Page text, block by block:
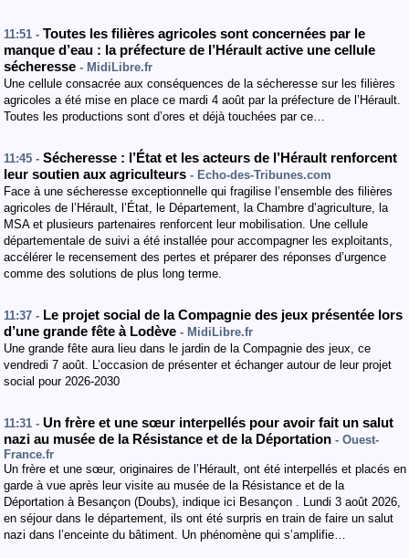
11:51 - Toutes les filières agricoles sont concernées par le
manque d’eau : la préfecture de l’Hérault active une cellule
sécheresse - MidiLibre.fr
Une cellule consacrée aux conséquences de la sécheresse sur les filières
agricoles a été mise en place ce mardi 4 août par la préfecture de l’Hérault.
Toutes les productions sont d’ores et déjà touchées par ce…
11:45 - Sécheresse : l’État et les acteurs de l’Hérault renforcent
leur soutien aux agriculteurs - Echo-des-Tribunes.com
Face à une sécheresse exceptionnelle qui fragilise l’ensemble des filières
agricoles de l’Hérault, l’État, le Département, la Chambre d’agriculture, la
MSA et plusieurs partenaires renforcent leur mobilisation. Une cellule
départementale de suivi a été installée pour accompagner les exploitants,
accélérer le recensement des pertes et préparer des réponses d’urgence
comme des solutions de plus long terme.
11:37 - Le projet social de la Compagnie des jeux présentée lors
d’une grande fête à Lodève - MidiLibre.fr
Une grande fête aura lieu dans le jardin de la Compagnie des jeux, ce
vendredi 7 août. L’occasion de présenter et échanger autour de leur projet
social pour 2026-2030
11:31 - Un frère et une sœur interpellés pour avoir fait un salut
nazi au musée de la Résistance et de la Déportation - Ouest-
France.fr
Un frère et une sœur, originaires de l’Hérault, ont été interpellés et placés en
garde à vue après leur visite au musée de la Résistance et de la
Déportation à Besançon (Doubs), indique ici Besançon . Lundi 3 août 2026,
en séjour dans le département, ils ont été surpris en train de faire un salut
nazi dans l’enceinte du bâtiment. Un phénomène qui s’amplifie…